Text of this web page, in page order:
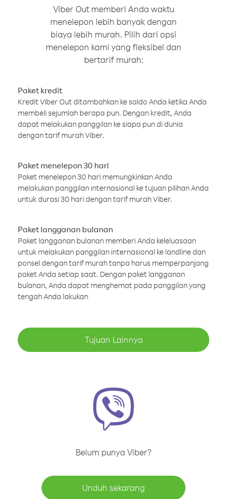
Viber Out memberi Anda waktu
menelepon lebih banyak dengan
biaya lebih murah. Pilih dari opsi
menelepon kami yang fleksibel dan
bertarif murah:
Paket kredit
Kredit Viber Out ditambahkan ke saldo Anda ketika Anda
membeli sejumlah berapa pun. Dengan kredit, Anda
dapat melakukan panggilan ke siapa pun di dunia
dengan tarif murah Viber.
Paket menelepon 30 hari
Paket menelepon 30 hari memungkinkan Anda
melakukan panggilan internasional ke tujuan pilihan Anda
untuk durasi 30 hari dengan tarif murah Viber.
Paket langganan bulanan
Paket langganan bulanan memberi Anda keleluasaan
untuk melakukan panggilan internasional ke landline dan
ponsel dengan tarif murah tanpa harus memperpanjang
paket Anda setiap saat. Dengan paket langganan
bulanan, Anda dapat menghemat pada panggilan yang
tengah Anda lakukan
Tujuan Lainnya
Belum punya Viber?
Unduh sekarang